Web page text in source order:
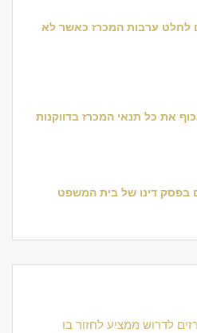
לחלט ערבות המכרז כאשר לא
את כל תנאי המכרז בדווקנות
בפסק דינו של בית המשפט
לדרוש ממציע לחזור בו